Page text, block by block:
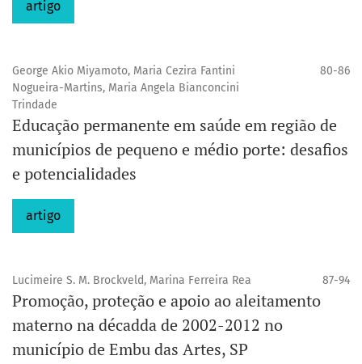
artigo
George Akio Miyamoto, Maria Cezira Fantini
Nogueira-Martins, Maria Angela Bianconcini
Trindade
80-86
Educação permanente em saúde em região de
municípios de pequeno e médio porte: desafios
e potencialidades
artigo
Lucimeire S. M. Brockveld, Marina Ferreira Rea 87-94
Promoção, proteção e apoio ao aleitamento
materno na décadda de 2002-2012 no
município de Embu das Artes, SP